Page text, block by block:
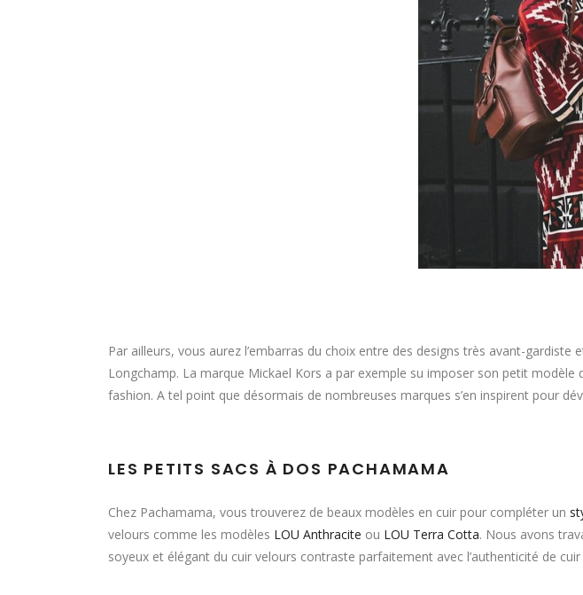
Par ailleurs, vous aurez l’embarras du choix entre des designs très avant-
Longchamp. La marque Mickael Kors a par exemple su imposer son petit
fashion. A tel point que désormais de nombreuses marques s’en inspirent pour
LES PETITS SACS À DOS PACHAMAMA
Chez Pachamama, vous trouverez de beaux modèles en cuir pour compléter un
velours comme les modèles LOU Anthracite ou LOU Terra Cotta. Nous avons
soyeux et élégant du cuir velours contraste parfaitement avec l’authenticité de